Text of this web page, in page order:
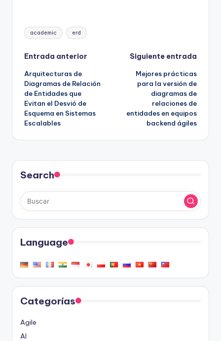
Etiquetas:
academic erd
Navegación
de
entradas
Entrada anterior
Arquitecturas de
Diagramas de Relación
de Entidades que
Evitan el Desvió de
Esquema en Sistemas
Escalables
Siguiente entrada
Mejores prácticas
para la versión de
diagramas de
relaciones de
entidades en equipos
backend ágiles
Search
Language
Categorías
Agile
AI